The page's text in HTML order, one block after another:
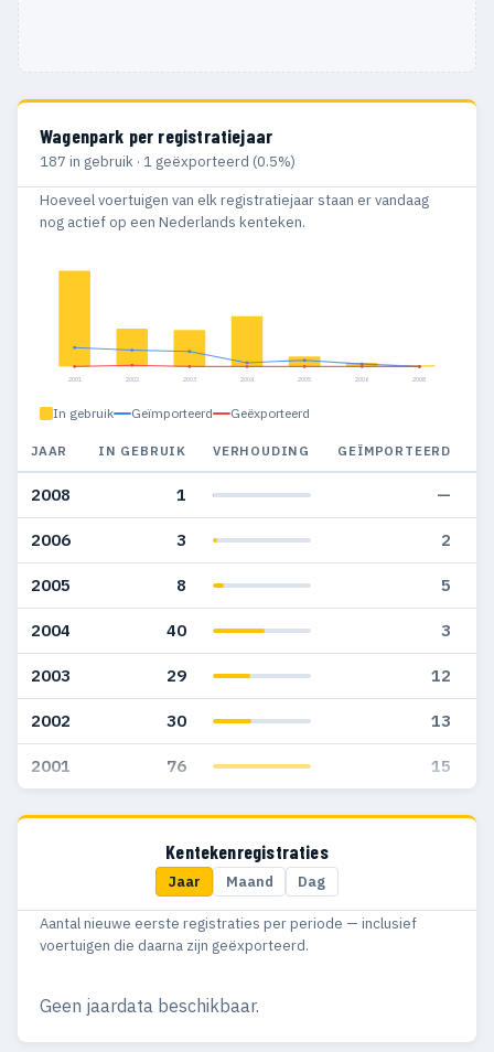
Wagenpark per registratiejaar
187 in gebruik · 1 geëxporteerd (0.5%)
Hoeveel voertuigen van elk registratiejaar staan er vandaag
nog actief op een Nederlands kenteken.
2001 2002 2003 2004 2005 2006 2008
In gebruik Geïmporteerd Geëxporteerd
JAAR IN GEBRUIK VERHOUDING GEÏMPORTEERD
2008 1 —
2006 3 2
2005 8 5
2004 40 3
2003 29 12
2002 30 13
2001 76 15
Kentekenregistraties
Jaar Maand Dag
Aantal nieuwe eerste registraties per periode — inclusief
voertuigen die daarna zijn geëxporteerd.
Geen jaardata beschikbaar.